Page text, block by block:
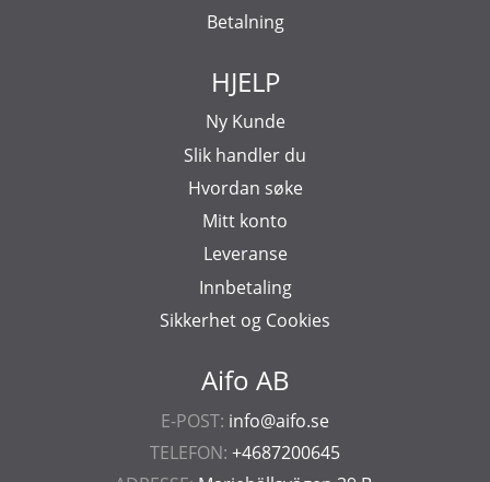
Aifo AB
E-POST: info@aifo.se
TELEFON: +4687200645
Betalning
HJELP
Ny Kunde
Slik handler du
Hvordan søke
Mitt konto
Leveranse
Innbetaling
Sikkerhet og Cookies